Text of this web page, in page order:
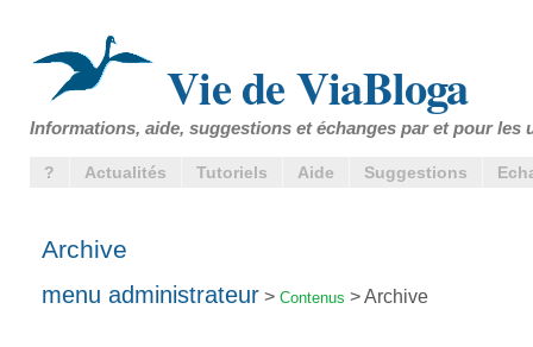
Vie de ViaBloga
Informations, aide, suggestions et échanges par et pour les
? Actualités Tutoriels Aide Suggestions
Archive
menu administrateur > Contenus > Archive